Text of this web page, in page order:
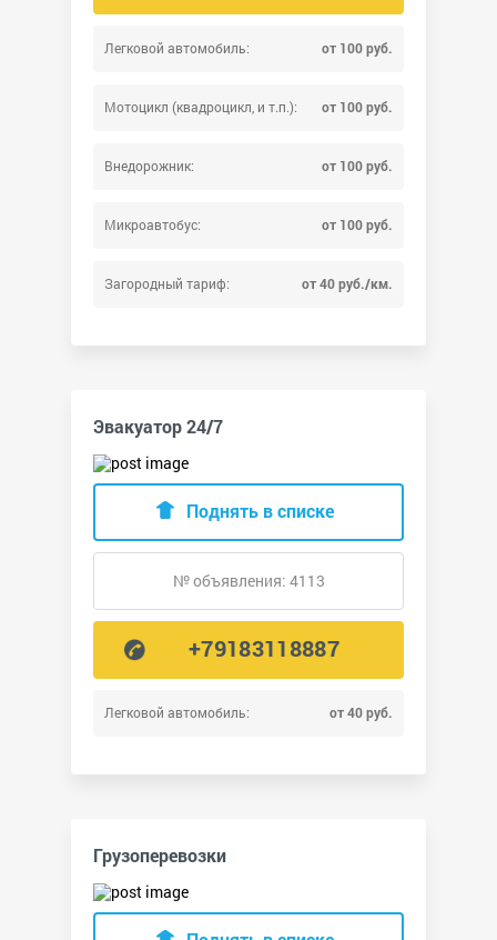
Легковой автомобиль: от 100 руб.
Мотоцикл (квадроцикл, и т.п.): от 100 руб.
Внедорожник: от 100 руб.
Микроавтобус: от 100 руб.
Загородный тариф: от 40 руб./км.
Эвакуатор 24/7
Легковой автомобиль: от 40 руб.
Поднять в списке
№ объявления: 4113
+79183118887
Грузоперевозки